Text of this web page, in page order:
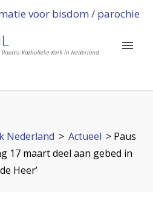
voor bisdom / parochie
Nederland > Actueel > Paus
17 maart deel aan gebed in
Heer’